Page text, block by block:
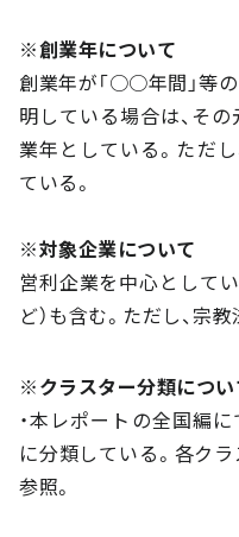
※創業年について
創業年が「○○年間」等
明している場合は、そ
業年としている。ただし
ている。
※対象企業について
営利企業を中心としてい
ど）も含む。ただし、宗
※クラスター分類につい
・本レポートの全国編
に分類している。各ク
参照。